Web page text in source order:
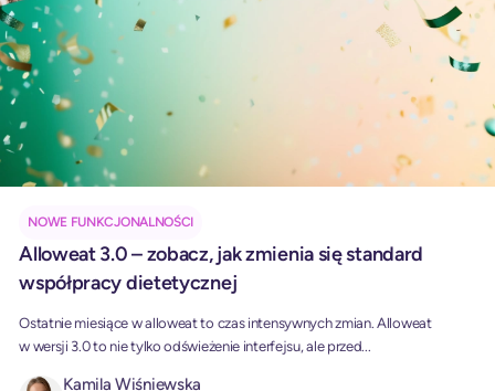
NOWE FUNKCJONALNOŚCI
Alloweat 3.0 – zobacz, jak zmienia się standard
współpracy dietetycznej
Ostatnie miesiące w alloweat to czas intensywnych zmian. Alloweat
w wersji 3.0 to nie tylko odświeżenie interfejsu, ale przed...
Kamila Wiśniewska